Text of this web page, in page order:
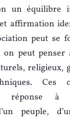
un équilibre
affirmation
peut se
peut penser
religieux,
Ces
réponse à
peuple,